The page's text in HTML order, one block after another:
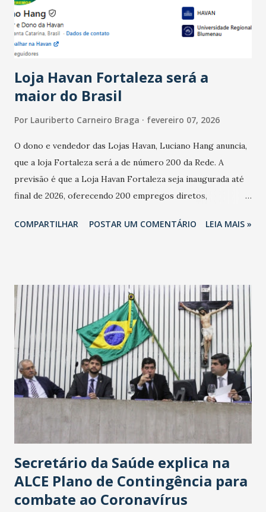
estabelecimentos no prejuízo ficou em 19%, pouco abaixo
do observado no mês anterior. Outros 1% não existiam em
novembro. Em relação a outubro, o faturamento também
cresceu. De acordo com a pesquisa, 44% dos n...
Loja Havan Fortaleza será a
maior do Brasil
Por Lauriberto Carneiro Braga fevereiro 07, 2026
O dono e vendedor das Lojas Havan, Luciano Hang anuncia,
que a loja Fortaleza será a de número 200 da Rede. A
previsão é que a Loja Havan Fortaleza seja inaugurada até
final de 2026, oferecendo 200 empregos diretos,
Havan Fortaleza ainda não foi anunciada oficialmente, mas
COMPARTILHAR POSTAR UM COMENTÁRIO LEIA MAIS »
Secretário da Saúde explica na
ALCE Plano de Contingência para
combate ao Coronavírus